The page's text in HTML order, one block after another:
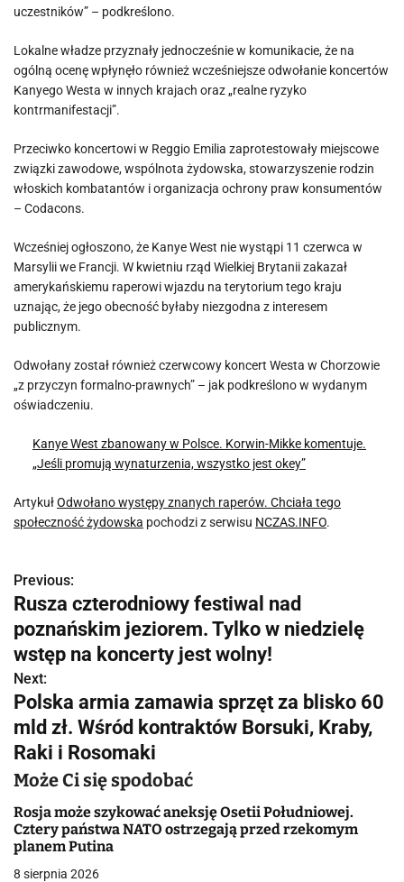
uczestników” – podkreślono.
Lokalne władze przyznały jednocześnie w komunikacie, że na
ogólną ocenę wpłynęło również wcześniejsze odwołanie koncertów
Kanyego Westa w innych krajach oraz „realne ryzyko
kontrmanifestacji”.
Przeciwko koncertowi w Reggio Emilia zaprotestowały miejscowe
związki zawodowe, wspólnota żydowska, stowarzyszenie rodzin
włoskich kombatantów i organizacja ochrony praw konsumentów
– Codacons.
Wcześniej ogłoszono, że Kanye West nie wystąpi 11 czerwca w
Marsylii we Francji. W kwietniu rząd Wielkiej Brytanii zakazał
amerykańskiemu raperowi wjazdu na terytorium tego kraju
uznając, że jego obecność byłaby niezgodna z interesem
publicznym.
Odwołany został również czerwcowy koncert Westa w Chorzowie
„z przyczyn formalno-prawnych” – jak podkreślono w wydanym
oświadczeniu.
Kanye West zbanowany w Polsce. Korwin-Mikke komentuje.
„Jeśli promują wynaturzenia, wszystko jest okey”
ArtykułOdwołano występy znanych raperów. Chciała tego
społeczność żydowska pochodzi z serwisu NCZAS.INFO.
N
a
w
i
g
a
c
j
a
Previous:
Rusza czterodniowy festiwal nad
poznańskim jeziorem. Tylko w niedzielę
wstęp na koncerty jest wolny!
Next:
Polska armia zamawia sprzęt za blisko 60
mld zł. Wśród kontraktów Borsuki, Kraby,
Raki i Rosomaki
Może Ci się spodobać
Rosja może szykować aneksję Osetii Południowej.
Cztery państwa NATO ostrzegają przed rzekomym
planem Putina
8 sierpnia 2026